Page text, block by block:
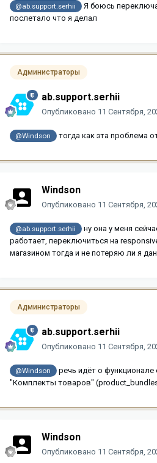
@ab.support.serhii
Я боюсь
послетало что я делал
Администраторы
ab.support.serhii
Опубликовано 11 Сентября,
@Windson тогда как эта проблема
Windson
Опубликовано 11 Сентября,
@ab.support.serhii
ну она у меня
работает, переключиться на
магазином тогда и не потеряю ли я
Администраторы
ab.support.serhii
Опубликовано 11 Сентября,
@Windson
речь идёт о функционале
"Комплекты товаров"
Windson
Опубликовано 11 Сентября,